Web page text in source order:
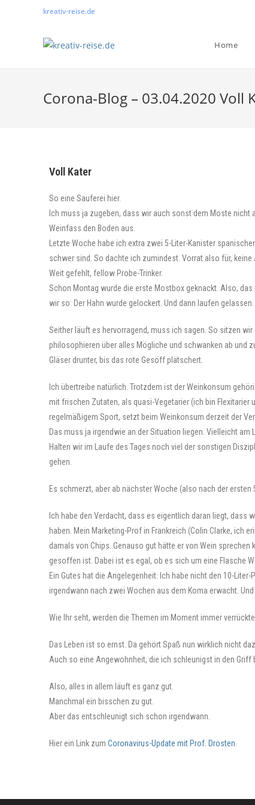
kreativ-reise.de
Home
Corona-Blog – 03.04.2020 Voll
Voll Kater
So eine Sauferei hier.
Ich muss ja zugeben, dass wir auch sonst dem Moste
Weinfass den Boden aus.
Letzte Woche habe ich extra zwei 5-Liter-Kanister
schwer sind. So dachte ich zumindest. Vorrat also für, keine
Weit gefehlt, fellow Probe-Trinker.
Schon Montag wurde die erste Mostbox geknackt. Also,
wir so: Der Hahn wurde gelockert. Und dann laufen gelassen.
Seither läuft es hervorragend, muss ich sagen. So sitzen
philosophieren über alles Mögliche und schwanken ab und
Gläser drunter, bis das rote Gesöff plätschert.
Ich übertreibe natürlich. Trotzdem ist der Weinkonsum
mit frischen Zutaten, als quasi-Vegetarier (ich bin
regelmäßigem Sport, setzt beim Weinkonsum derzeit der
Das muss ja irgendwie an der Situation liegen. Vielleicht
Halten wir im Laufe des Tages noch viel der sonstigen
gehen.
Es schmerzt, aber ab nächster Woche (also nach der
Ich habe den Verdacht, dass es eigentlich daran liegt, dass
haben. Mein Marketing-Prof in Frankreich (Colin Clarke, ich
damals von Chips. Genauso gut hätte er von Wein
gesoffen ist. Dabei ist es egal, ob es sich um eine Flasche
Ein Gutes hat die Angelegenheit: Ich habe nicht den 10-
irgendwann nach zwei Wochen aus dem Koma erwacht.
Wie Ihr seht, werden die Themen im Moment immer
Das Leben ist so ernst. Da gehört Spaß nun wirklich nicht
Auch so eine Angewohnheit, die ich schleunigst in den Griff
Also, alles in allem läuft es ganz gut.
Manchmal ein bisschen zu gut.
Aber das entschleunigt sich schon irgendwann.
Hier ein Link zum Coronavirus-Update mit Prof. Drosten.